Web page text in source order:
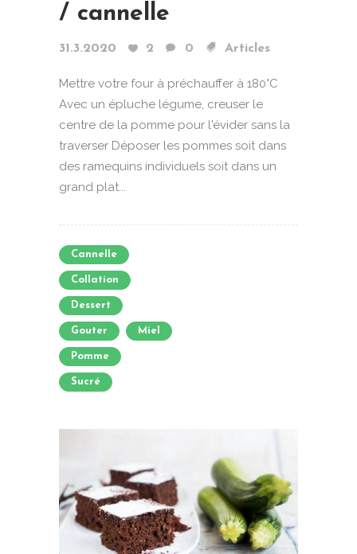
/ cannelle
31.3.2020 2 0 Articles
Mettre votre four à préchauffer à 180°C
Avec un épluche légume, creuser le
centre de la pomme pour l'évider sans la
traverser Déposer les pommes soit dans
des ramequins individuels soit dans un
grand plat...
Cannelle
Collation
Dessert
Gouter Miel
Pomme
Sucré